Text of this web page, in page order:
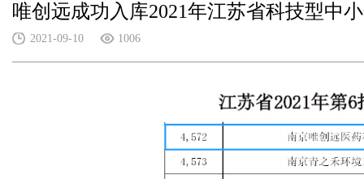
唯创远成功入库2021年江苏省科技型中
2021-09-10 1006